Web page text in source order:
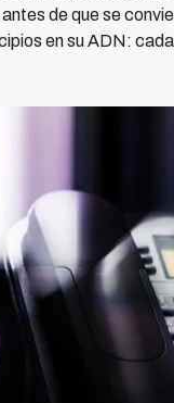
de que se
en su ADN: